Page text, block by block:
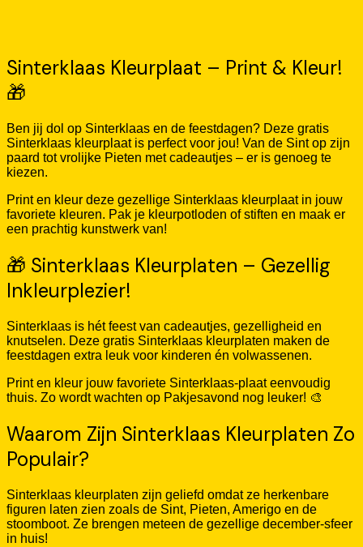
Sinterklaas Kleurplaat – Print & Kleur!
🎁
Ben jij dol op Sinterklaas en de feestdagen? Deze gratis
Sinterklaas kleurplaat is perfect voor jou! Van de Sint op zijn
paard tot vrolijke Pieten met cadeautjes – er is genoeg te
kiezen.
Print en kleur deze gezellige Sinterklaas kleurplaat in jouw
favoriete kleuren. Pak je kleurpotloden of stiften en maak er
een prachtig kunstwerk van!
🎁 Sinterklaas Kleurplaten – Gezellig
Inkleurplezier!
Sinterklaas is hét feest van cadeautjes, gezelligheid en
knutselen. Deze gratis Sinterklaas kleurplaten maken de
feestdagen extra leuk voor kinderen én volwassenen.
Print en kleur jouw favoriete Sinterklaas-plaat eenvoudig
thuis. Zo wordt wachten op Pakjesavond nog leuker! 🎨
Waarom Zijn Sinterklaas Kleurplaten Zo
Populair?
Sinterklaas kleurplaten zijn geliefd omdat ze herkenbare
figuren laten zien zoals de Sint, Pieten, Amerigo en de
stoomboot. Ze brengen meteen de gezellige december-sfeer
in huis!